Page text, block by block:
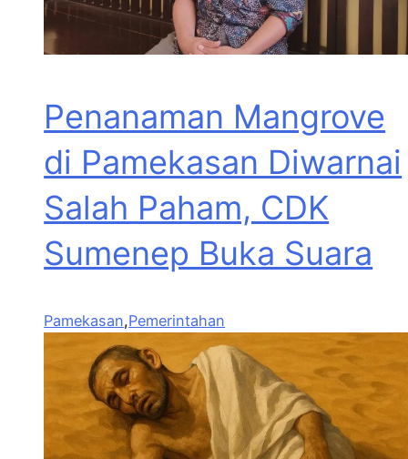
Penanaman Mangrove
di Pamekasan Diwarnai
Salah Paham, CDK
Sumenep Buka Suara
Pamekasan,Pemerintahan